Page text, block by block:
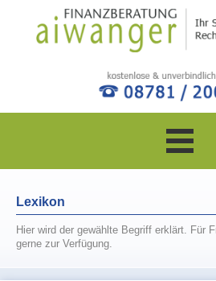
Lexikon
Hier wird der gewählte Begriff erklärt. Für
gerne zur Verfügung.